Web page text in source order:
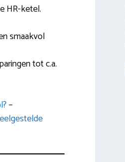
HR-ketel.
smaakvol
tot c.a.
–